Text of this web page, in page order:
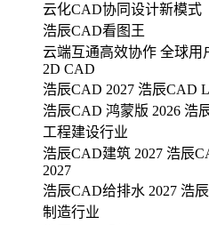
云化CAD协同设计新模式
浩辰CAD看图王
云端互通高效协作 全球用
2D CAD
浩辰CAD 2027 浩辰CAD
浩辰CAD 鸿蒙版 2026 浩
工程建设行业
浩辰CAD建筑 2027 浩辰
2027
浩辰CAD给排水 2027 浩
制造行业